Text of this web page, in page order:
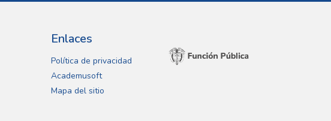
Enlaces
Política de privacidad
Academusoft
Mapa del sitio